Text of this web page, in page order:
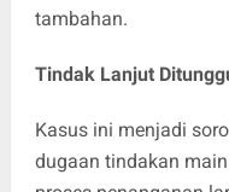
tambahan.
Tindak Lanjut
Kasus ini menjadi
dugaan tindakan